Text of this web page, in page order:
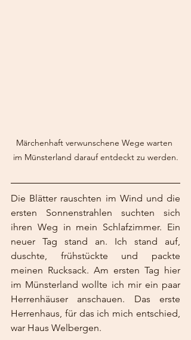
Märchenhaft verwunschene Wege warten
im Münsterland darauf entdeckt zu werden.
Die Blätter rauschten im Wind und die
ersten Sonnenstrahlen suchten sich
ihren Weg in mein Schlafzimmer. Ein
neuer Tag stand an. Ich stand auf,
duschte, frühstückte und packte
meinen Rucksack. Am ersten Tag hier
im Münsterland wollte ich mir ein paar
Herrenhäuser anschauen. Das erste
Herrenhaus, für das ich mich entschied,
war Haus Welbergen.